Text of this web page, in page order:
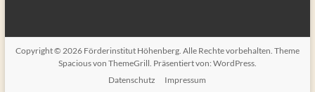
Copyright © 2026 Förderinstitut Höhenberg. Alle Rechte vorbehalten. Theme
Spaciousvon ThemeGrill. Präsentiert von: WordPress.
Datenschutz
Impressum